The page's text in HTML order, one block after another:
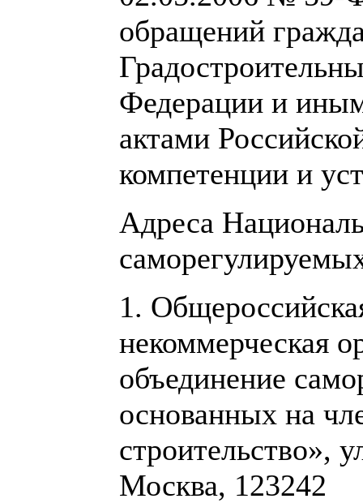
обращений
Федерации и
актами
компетенции и
Адреса
1.
некоммерческая
объединение
основанных на
строительство»,
Москва, 123242